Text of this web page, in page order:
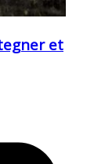
et